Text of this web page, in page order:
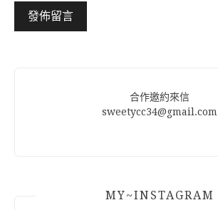
合作邀約來信
sweetycc34@gmail.com
MY~INSTAGRAM